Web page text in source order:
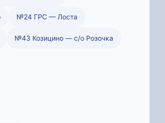
№24 ГРС — Лоста
№43 Козицино — с/о Розочка